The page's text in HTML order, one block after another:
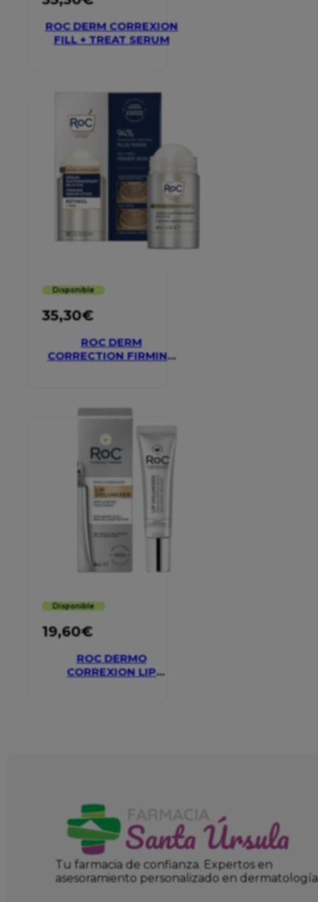
ROC DERM CORREXION
FILL + TREAT SERUM
Disponible
35,30€
ROC DERM
CORRECTION FIRMING
Disponible
19,60€
ROC DERMO
CORREXION LIP
Tu farmacia de confianza. Expertos en
asesoramiento personalizado en dermatología